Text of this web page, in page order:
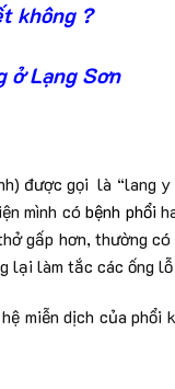
không ?
ở Lạng Sơn
được gọi là “lang
mình cóbệnh phổi
gấp hơn, thường
làm tắc các ống lỗ
miễn dịch của phổi